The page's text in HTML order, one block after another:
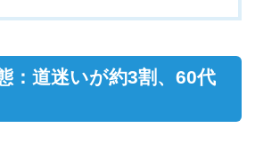
：道迷いが約3割、60代